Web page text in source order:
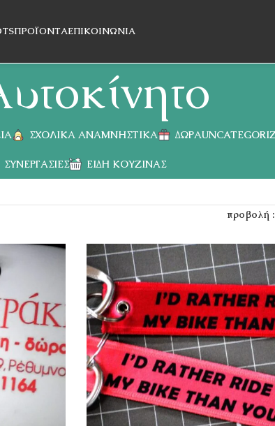
ΠΡΟΪΌΝΤΑΕΠΙΚΟΙΝΩΝΊΑ
ΣΧΟΛΙΚΆ ΑΝΑΜΝΗΣΤΙΚΆ ΔΏΡΑ
ΣΥΝΕΡΓΑΣΊΕΣ
ΕΊΔΗ ΚΟΥΖΊΝΑΣ
προβολή